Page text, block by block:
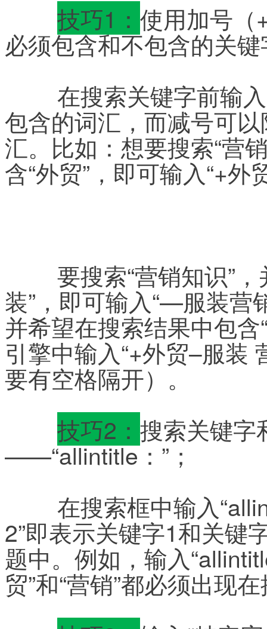
技巧1： 使用加号（
必须包含和不包含的关
包含的词汇，而减号可
汇。比如：想要搜索“营
含“外贸”，即可输入“+外
装”，即可输入“—服装营
并希望在搜索结果中包含
引擎中输入“+外贸–服装
要有空格隔开）。
技巧2： 搜索关键字
——“allintitle：”；
2”即表示关键字1和关键
题中。例如，输入
贸”和“营销”都必须出现